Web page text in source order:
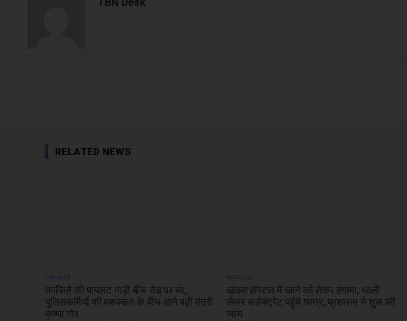
RELATED NEWS
मध्य प्रदेश
काफिले की पायलट गाड़ी बीच रोड पर बंद,
पुलिसकर्मियों की मशक्कत के बीच आगे बढ़ीं मंत्री
कृष्णा गौर
मध्य प्रदेश
खंडवा हॉस्टल में खाने को लेकर हंगामा, थाली
लेकर कलेक्ट्रेट पहुंचे छात्र; प्रशासन ने शुरू की
जांच